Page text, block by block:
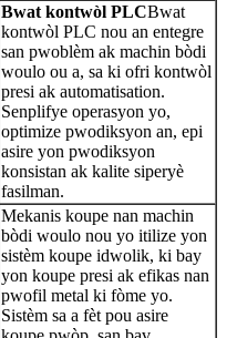
Bwat kontwòl PLCBwat
kontwòl PLC nou an entegre
san pwoblèm ak machin bòdi
woulo ou a, sa ki ofri kontwòl
presi ak automatisation.
Senplifye operasyon yo,
optimize pwodiksyon an, epi
asire yon pwodiksyon
konsistan ak kalite siperyè
fasilman.
Mekanis koupe nan machin
bòdi woulo nou yo itilize yon
sistèm koupe idwolik, ki bay
yon koupe presi ak efikas nan
pwofil metal ki fòme yo.
Sistèm sa a fèt pou asire